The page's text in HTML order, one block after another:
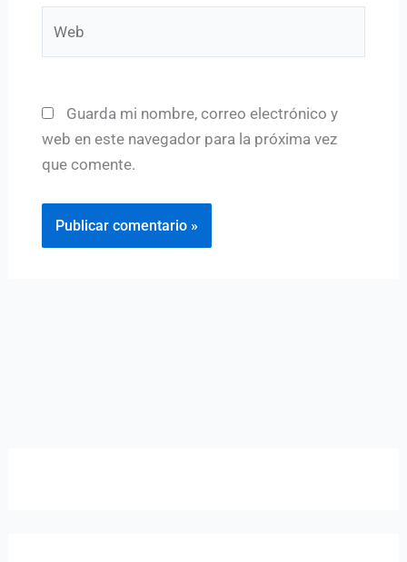
Guarda mi nombre, correo electrónico y
web en este navegador para la próxima vez
que comente.